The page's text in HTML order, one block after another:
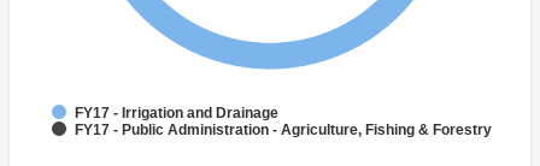
FY17 - Irrigation and Drainage
FY17 - Public Administration - Agriculture, Fishing & Forestry